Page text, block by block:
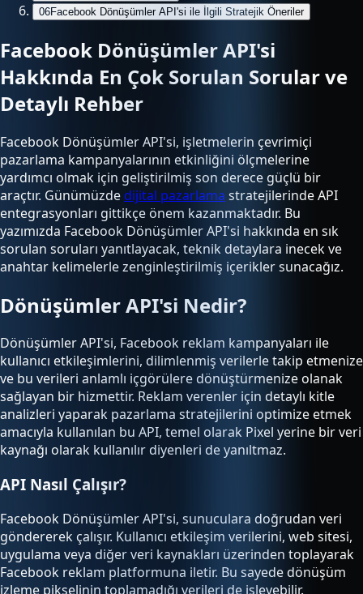
06Facebook Dönüşümler API'si ile İlgili Stratejik Öneriler
Facebook Dönüşümler API'si
Hakkında En Çok Sorulan Sorular ve
Detaylı Rehber
Facebook Dönüşümler API'si, işletmelerin çevrimiçi
pazarlama kampanyalarının etkinliğini ölçmelerine
yardımcı olmak için geliştirilmiş son derece güçlü bir
araçtır. Günümüzde dijital pazarlama stratejilerinde API
entegrasyonları gittikçe önem kazanmaktadır. Bu
yazımızda Facebook Dönüşümler API'si hakkında en sık
sorulan soruları yanıtlayacak, teknik detaylara inecek ve
anahtar kelimelerle zenginleştirilmiş içerikler sunacağız.
Dönüşümler API'si Nedir?
Dönüşümler API'si, Facebook reklam kampanyaları ile
kullanıcı etkileşimlerini, dilimlenmiş verilerle takip etmenize
ve bu verileri anlamlı içgörülere dönüştürmenize olanak
sağlayan bir hizmettir. Reklam verenler için detaylı kitle
analizleri yaparak pazarlama stratejilerini optimize etmek
amacıyla kullanılan bu API, temel olarak Pixel yerine bir veri
kaynağı olarak kullanılır diyenleri de yanıltmaz.
API Nasıl Çalışır?
Facebook Dönüşümler API'si, sunuculara doğrudan veri
göndererek çalışır. Kullanıcı etkileşim verilerini, web sitesi,
uygulama veya diğer veri kaynakları üzerinden toplayarak
Facebook reklam platformuna iletir. Bu sayede dönüşüm
izleme pikselinin toplamadığı verileri de işleyebilir.